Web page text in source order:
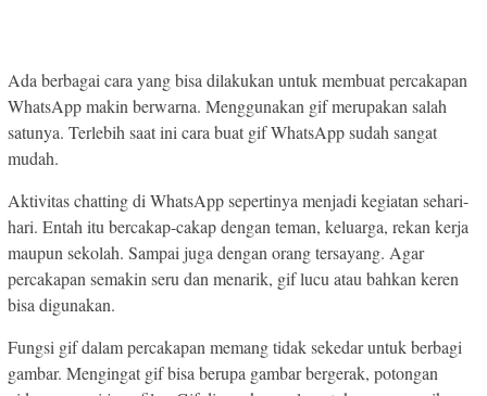
Ada berbagai cara yang bisa dilakukan untuk membuat percakapan
WhatsApp makin berwarna. Menggunakan gif merupakan salah
satunya. Terlebih saat ini cara buat gif WhatsApp sudah sangat
mudah.
Aktivitas chatting di WhatsApp sepertinya menjadi kegiatan sehari-
hari. Entah itu bercakap-cakap dengan teman, keluarga, rekan kerja
maupun sekolah. Sampai juga dengan orang tersayang. Agar
percakapan semakin seru dan menarik, gif lucu atau bahkan keren
bisa digunakan.
Fungsi gif dalam percakapan memang tidak sekedar untuk berbagi
gambar. Mengingat gif bisa berupa gambar bergerak, potongan